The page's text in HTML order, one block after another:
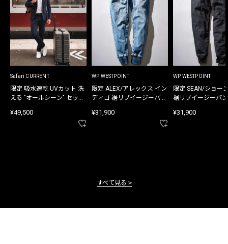
Safari CURRENT
限定 吸水速乾 UVカット 洗
える "オールシーン" セット
¥49,500
WP WESTPOINT
限定 ALEX/アレックス イン
ディゴ 裾リブイージーパン
¥31,900
WP WESTPOINT
限定 SEAN/ショー
裾リブイージーパ
¥31,900
すべて見る